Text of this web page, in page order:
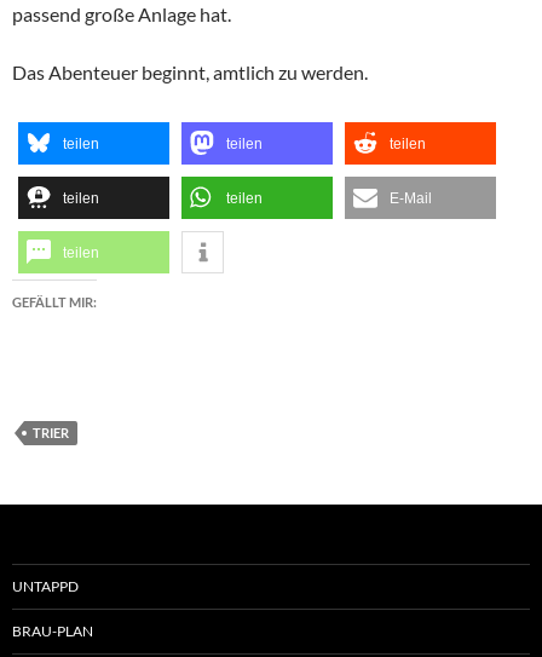
passend große Anlage hat.
Das Abenteuer beginnt, amtlich zu werden.
teilen teilen teilen
teilen teilen E-Mail
teilen
GEFÄLLT MIR:
TRIER
UNTAPPD
BRAU-PLAN